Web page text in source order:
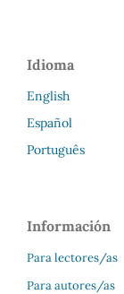
Idioma
English
Español
Português
Información
Para lectores/as
Para autores/as